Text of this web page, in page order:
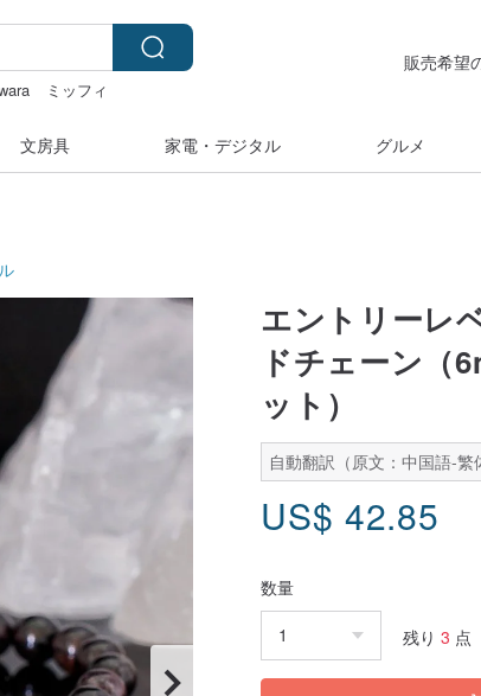
ミッフィ
販売希望
文房具 家電・デジタル グルメ
エントリーレ
ドチェーン（
ット）
自動翻訳（原文：中国語-繁
US$ 42.85
数量
残り 3 点